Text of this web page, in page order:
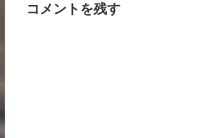
コメントを残す